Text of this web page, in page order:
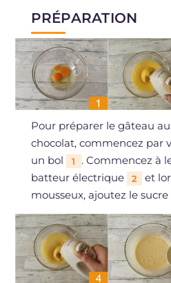
PRÉPARATION
Pour préparer le gâteau
chocolat, commencez par
un bol
1
. Commencez à
batteur électrique
2
et
mousseux, ajoutez le sucre